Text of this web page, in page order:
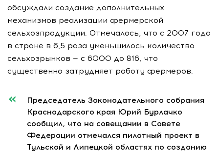
обсуждали создание дополнительных
механизмов реализации фермерской
сельхозпродукции. Отмечалось, что с 2007 года
в стране в 6,5 раза уменьшилось количество
сельхозрынков — с 6000 до 816, что
существенно затрудняет работу фермеров.
Председатель Законодательного собрания
Краснодарского края Юрий Бурлачко
сообщил, что на совещании в Совете
Федерации отмечался пилотный проект в
Тульской и Липецкой областях по созданию